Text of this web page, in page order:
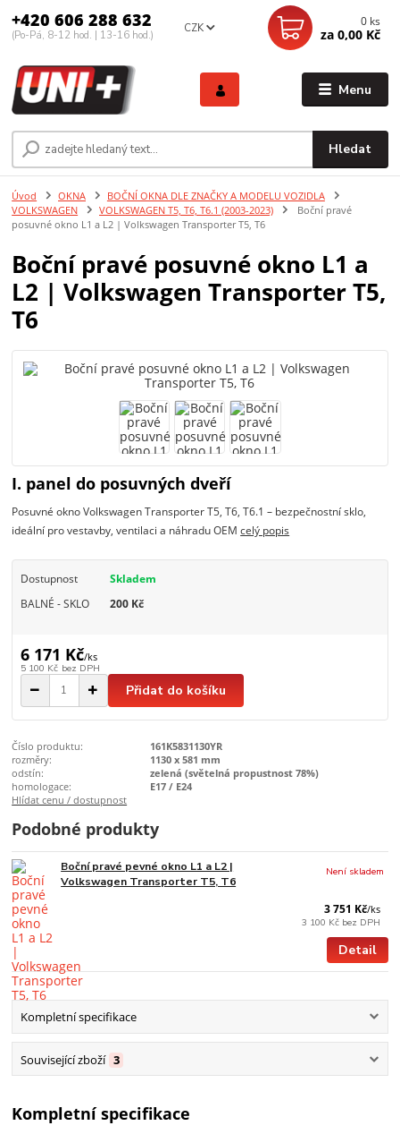
Menu
CZK
Hledat
+420 606 288 632
(Po-Pá, 8-12 hod. | 13-16 hod.)
0 ks
za 0,00 Kč
Úvod OKNA
BOČNÍ OKNA DLE ZNAČKY A MODELU VOZIDLA
VOLKSWAGEN
VOLKSWAGEN T5, T6, T6.1 (2003-2023)
Boční pravé
posuvné okno L1 a L2 | Volkswagen Transporter T5, T6
Boční pravé posuvné okno L1 a
L2 | Volkswagen Transporter T5,
T6
I. panel do posuvných dveří
Posuvné okno Volkswagen Transporter T5, T6, T6.1 – bezpečnostní sklo,
ideální pro vestavby, ventilaci a náhradu OEMcelý popis
Dostupnost
Skladem
BALNÉ - SKLO
200 Kč
6 171 Kč/ks
5 100 Kč bez DPH
Přidat do košíku
Číslo produktu:
161K5831130YR
rozměry:
1130 x 581 mm
odstín:
zelená (světelná propustnost 78%)
homologace:
E17 / E24
Hlídat cenu / dostupnost
Podobné produkty
Boční pravé pevné okno L1 a L2 |
Volkswagen Transporter T5, T6
3 751 Kč/ks
3 100 Kč bez DPH
Není skladem
Detail
Kompletní specifikace
Související zboží 3
Kompletní specifikace